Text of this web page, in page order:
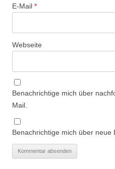
E-Mail *
Webseite
Benachrichtige mich über
Mail.
Benachrichtige mich über neue